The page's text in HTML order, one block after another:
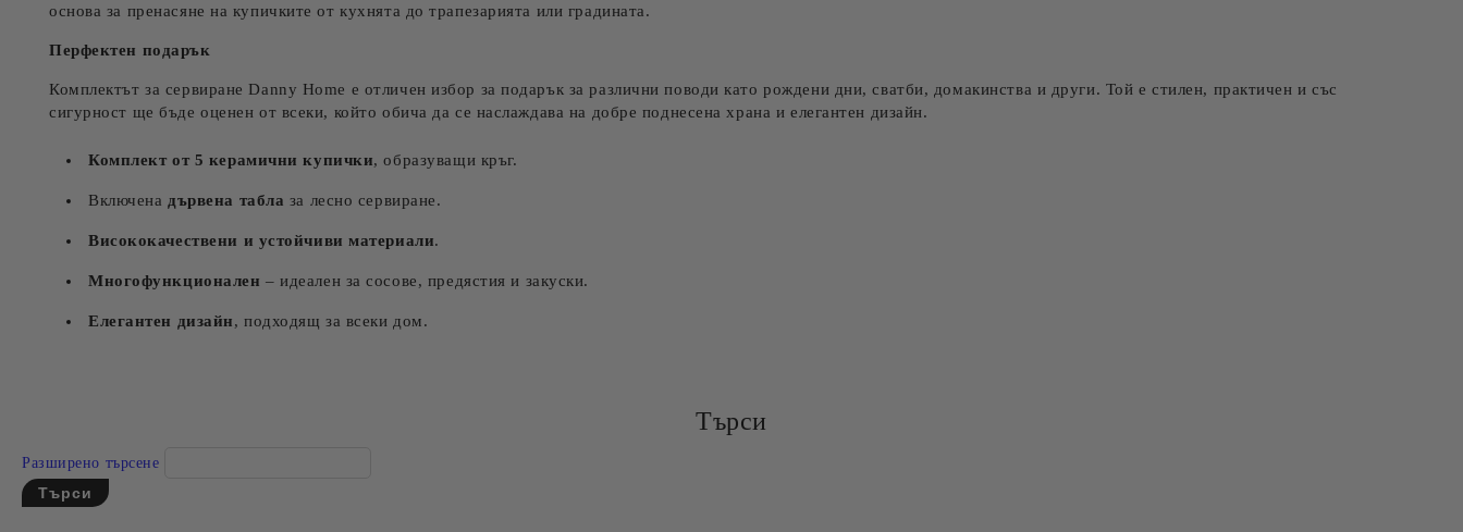
основа за пренасяне на купичките от кухнята до трапезарията или градината.
Перфектен подарък
Комплектът за сервиране Danny Home е отличен избор за подарък за различни поводи като рождени дни, сватби, домакинства и други. Той е стилен, практичен и със
сигурност ще бъде оценен от всеки, който обича да се наслаждава на добре поднесена храна и елегантен дизайн.
Комплект от 5 керамични купички, образуващи кръг.
Включена дървена табла за лесно сервиране.
Висококачествени и устойчиви материали.
Многофункционален – идеален за сосове, предястия и закуски.
Елегантен дизайн, подходящ за всеки дом.
Търси
Разширено търсене